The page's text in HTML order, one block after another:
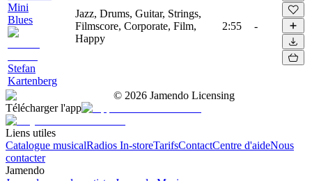
Mini
Blues
Stefan
Kartenberg
Jazz, Drums, Guitar, Strings,
Filmscore, Corporate, Film,
Happy
2:55 -
© 2026 Jamendo Licensing
Télécharger l'app
Liens utiles
Catalogue musicalRadios In-storeTarifsContactCentre d'aideNous
contacter
Jamendo